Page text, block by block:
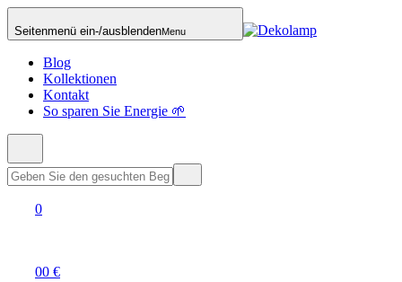
Seitenmenü ein-/ausblendenMenu
Blog
Kollektionen
Kontakt
So sparen Sie Energie 🌱
0
00 €